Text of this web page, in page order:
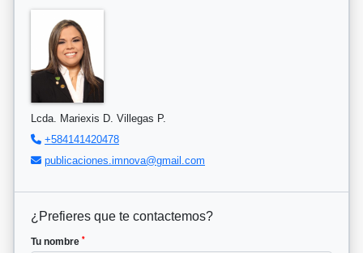
Lcda. Mariexis D. Villegas P.
+584141420478
publicaciones.imnova@gmail.com
¿Prefieres que te contactemos?
Tu nombre *